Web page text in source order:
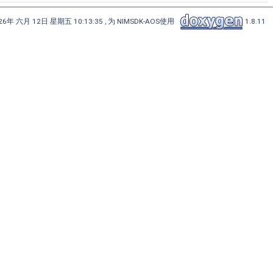
年 六月 12日 星期五 10:13:35 , 为 NIMSDK-AOS使用 1.8.11